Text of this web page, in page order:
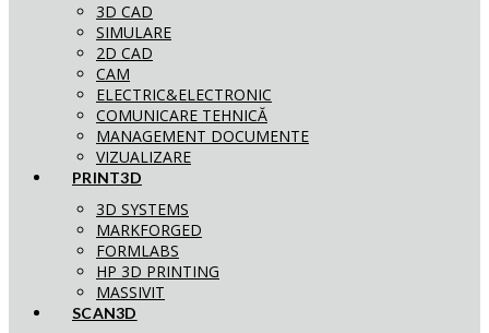
3D CAD
SIMULARE
2D CAD
CAM
ELECTRIC&ELECTRONIC
COMUNICARE TEHNICĂ
MANAGEMENT DOCUMENTE
VIZUALIZARE
PRINT3D
3D SYSTEMS
MARKFORGED
FORMLABS
HP 3D PRINTING
MASSIVIT
SCAN3D